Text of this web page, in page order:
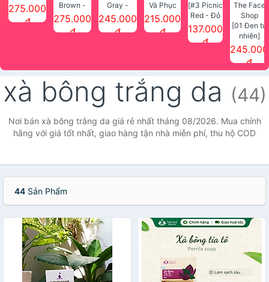
SMART
PEELING
275.000
đ
Brown -
Nâu Sáng]
Phấn che
275.000
đ
Gray -
Khói] Bột
kẻ chân
Face Shop
245.000
đ
Và Phục
Hồi Tóc
Essential
215.000
đ
[#3 Picnic
Red - Đỏ
cam] Son
Face
Shop
137.000
đ
[01 Đen tự
nhiên]
Mascara
che phủ
nước lâu
trôi Quick
Waterproof
Mascara
The Face
245.000
đ
xà bông trắng da (44)
Nơi bán xà bông trắng da giá rẻ nhất tháng 08/2026. Mua chính
hãng với giá tốt nhất, giao hàng tận nhà miễn phí, thu hộ COD
44 Sản Phẩm